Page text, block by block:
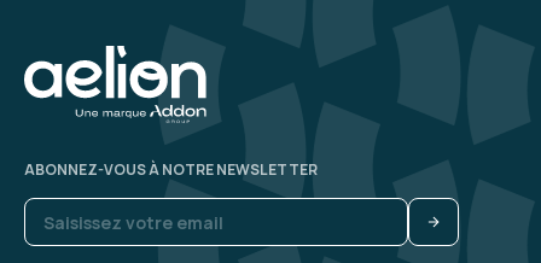
5
Excellente formation avec Élise ! Son franc-
parler et sa maîtrise du sujet permettent
d’aborder les RPS de manière concrète et
accessible. Les échanges étaient riches et
stimulants, et elle a su créer un environnement
où l’on se sent écouté et encouragé à poser
toutes ses questions.
Formation : Connaître et prévenir les risques
psychosociaux
ABONNEZ-VOUS À NOTRE NEWSLETTER